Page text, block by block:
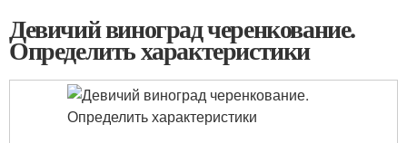
Девичий виноград черенкование.
Определить характеристики